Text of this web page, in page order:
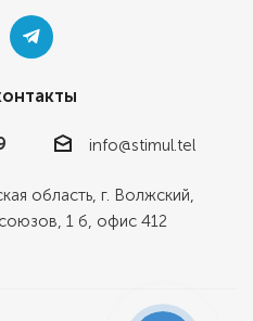
info@stimul.tel
область, г. Волжский,
1 б, офис 412